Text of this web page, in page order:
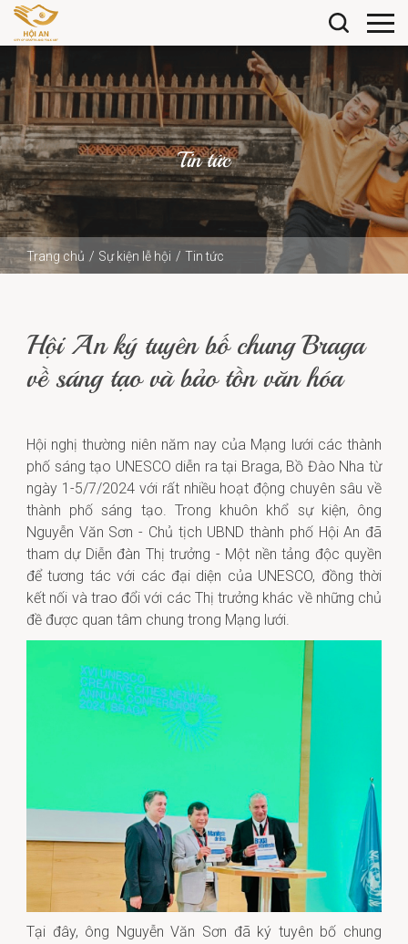
Tin tức
Trang chủ Sự kiện lễ hội
Tin tức
Hội An ký tuyên bố chung Braga
về sáng tạo và bảo tồn văn hóa
Hội nghị thường niên năm nay của Mạng lưới các thành
phố sáng tạo UNESCO diễn ra tại Braga, Bồ Đào Nha từ
ngày 1-5/7/2024 với rất nhiều hoạt động chuyên sâu về
thành phố sáng tạo. Trong khuôn khổ sự kiện, ông
Nguyễn Văn Sơn - Chủ tịch UBND thành phố Hội An đã
tham dự Diễn đàn Thị trưởng - Một nền tảng độc quyền
để tương tác với các đại diện của UNESCO, đồng thời
kết nối và trao đổi với các Thị trưởng khác về những chủ
đề được quan tâm chung trong Mạng lưới.
Tại đây, ông Nguyễn Văn Sơn đã ký tuyên bố chung